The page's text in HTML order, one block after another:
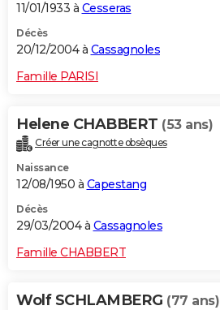
11/01/1933 à Cesseras
Décès
20/12/2004 à Cassagnoles
Famille PARISI
Helene CHABBERT (53 ans)
Créer une cagnotte obsèques
Naissance
12/08/1950 à Capestang
Décès
29/03/2004 à Cassagnoles
Famille CHABBERT
Wolf SCHLAMBERG (77 ans)